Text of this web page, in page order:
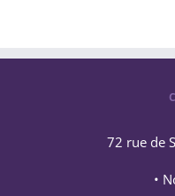
72 rue de
•